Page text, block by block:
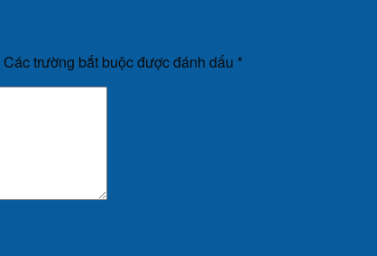
Các trường bắt buộc được đánh dấu *